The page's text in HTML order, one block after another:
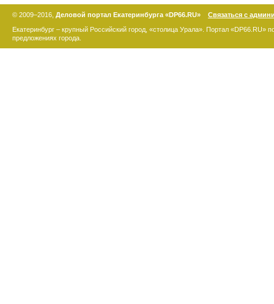
© 2009–2016, Деловой портал Екатеринбурга «DP66.RU»
Связаться с
Екатеринбург – крупный Российский город, «столица Урала». Портал «DP66.RU»
предложениях города.